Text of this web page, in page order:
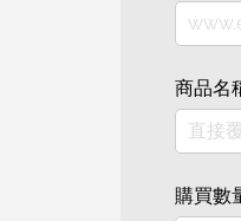
商品名
購買數